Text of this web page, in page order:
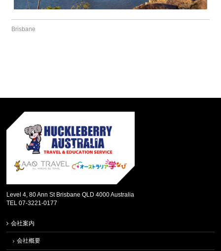
Brisbane
Level 4, 80 Ann St Brisbane QLD 4000 Australia
TEL 07-3221-0177
会社案内
会社概要